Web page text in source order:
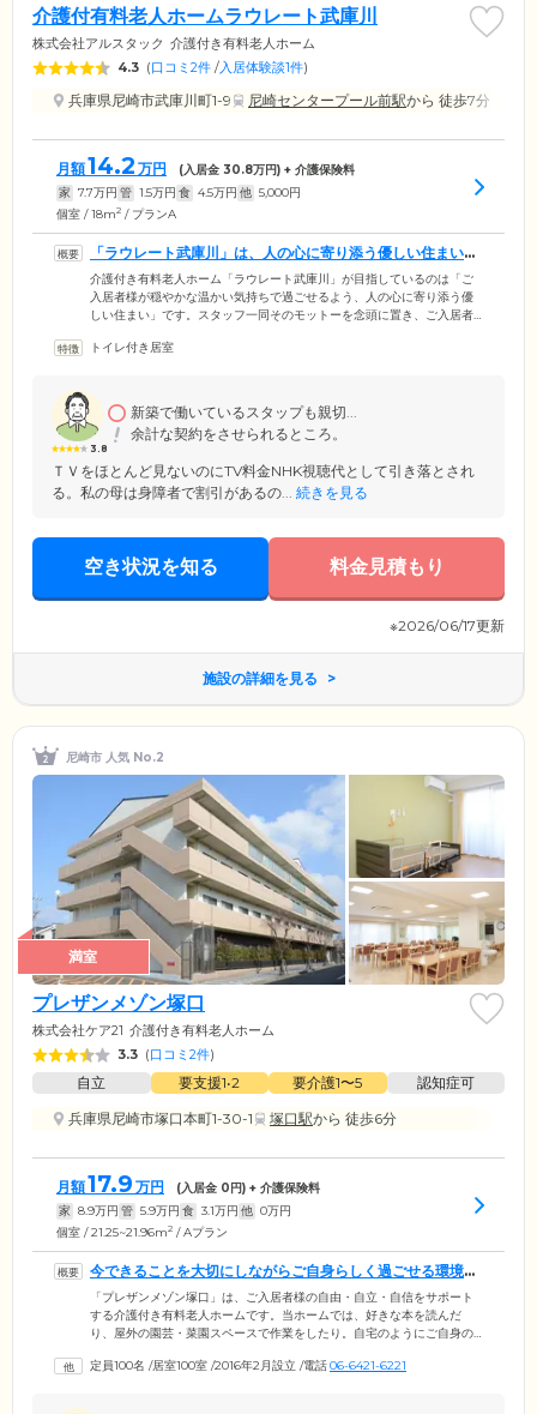
介護付有料老人ホームラウレート武庫川
株式会社アルスタック 介護付き有料老人ホーム
4.3 (口コミ2件 /入居体験談1件)
兵庫県尼崎市武庫川町1-9 尼崎センタープール前駅から 徒歩7分
月額14.2 万円 (入居金 30.8万円) + 介護保険料
家 7.7万円 管 1.5万円 食 4.5万円 他 5,000円
個室 / 18m2 / プランA
「ラウレート武庫川」は、人の心に寄り添う優しい住まいを
目指しております
介護付き有料老人ホーム「ラウレート武庫川」が目指しているのは「ご
入居者様が穏やかな温かい気持ちで過ごせるよう、人の心に寄り添う優
しい住まい」です。スタッフ一同そのモットーを念頭に置き、ご入居者
定を受けている方。当施設ホームに在籍する介護スタッフにより提供さ
ご入居者様へきめ細やかなサービスをご提供しております。どうぞゆっ
たりとくつろいでお過ごしください。
トイレ付き居室
3.8
新築で働いているスタップも親切...
余計な契約をさせられるところ。
ＴＶをほとんど見ないのにTV料金NHK視聴代として引き落とされ
る。私の母は身障者で割引があるの... 続きを見る
空き状況を知る 料金見積もり
※2026/06/17更新
施設の詳細を見る
尼崎市 人気 No.2
満室
プレザンメゾン塚口
株式会社ケア21 介護付き有料老人ホーム
3.3 (口コミ2件)
自立 要支援1•2 要介護1〜5
認知症可
兵庫県尼崎市塚口本町1-30-1
塚口駅から 徒歩6分
月額17.9 万円 (入居金 0円) + 介護保険料
家 8.9万円 管 5.9万円 食 3.1万円 他 0万円
個室 / 21.25~21.96m2 / Aプラン
今できることを大切にしながらご自身らしく過ごせる環境で
す
「プレザンメゾン塚口」は、ご入居者様の自由・自立・自信をサポート
する介護付き有料老人ホームです。当ホームでは、好きな本を読んだ
り、屋外の園芸・菜園スペースで作業をしたり。自宅のようにご自身の
「今できること」を大切にして、無理なく自立した生活を送れるように
定員100名 /居室100室 /2016年2月設立 /電話06-6421-6221